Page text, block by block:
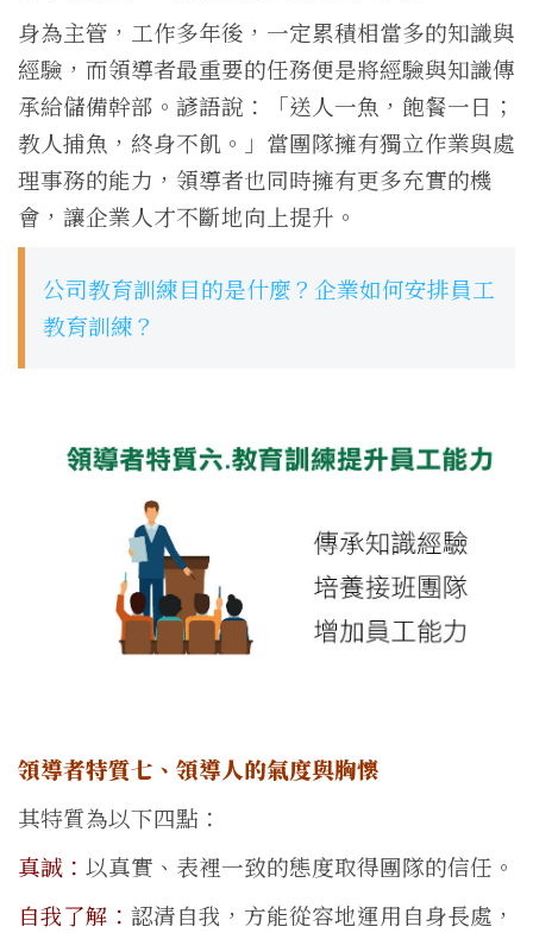
身為主管，工作多年後，一定累積相當多的知識與
經驗，而領導者最重要的任務便是將經驗與知識傳
承給儲備幹部。諺語說：「送人一魚，飽餐一日；
教人捕魚，終身不飢。」當團隊擁有獨立作業與處
理事務的能力，領導者也同時擁有更多充實的機
會，讓企業人才不斷地向上提升。
公司教育訓練目的是什麼？企業如何安排員工
教育訓練？
領導者特質七、領導人的氣度與胸懷
其特質為以下四點：
真誠： 以真實、表裡一致的態度取得團隊的信任。
自我了解： 認清自我，方能從容地運用自身長處，